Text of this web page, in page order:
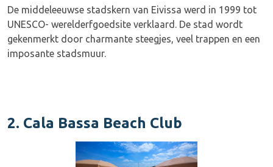
De middeleeuwse stadskern van Eivissa werd in 1999 tot
UNESCO- werelderfgoedsite verklaard. De stad wordt
gekenmerkt door charmante steegjes, veel trappen en een
imposante stadsmuur.
2. Cala Bassa Beach Club